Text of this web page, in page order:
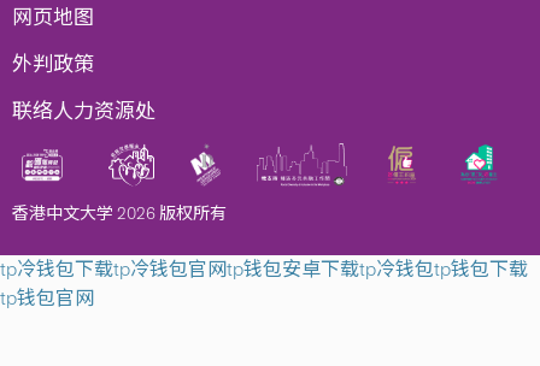
网页地图
外判政策
联络人力资源处
香港中文大学 2026 版权所有
tp冷钱包下载tp冷钱包官网tp钱包安卓下载tp冷钱包tp钱包下载
tp钱包官网